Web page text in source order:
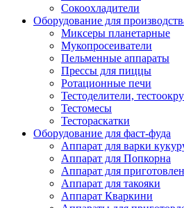
Сокоохладители
Оборудование для
Миксеры планетарные
Мукопросеиватели
Пельменные аппараты
Прессы для пиццы
Ротационные печи
Тестоделители,
Тестомесы
Тестораскатки
Оборудование для фаст-фуда
Аппарат для варки
Аппарат для Попкорна
Аппарат для
Аппарат для такояки
Аппарат Кваркини